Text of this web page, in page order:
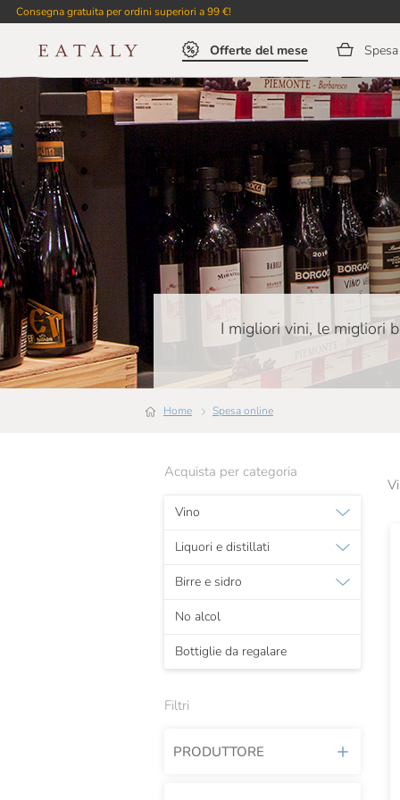
Consegna gratuita per ordini superiori a 99 €!
Offerte del mese
I migliori vini, le migliori
Home Spesa online
Acquista per categoria
Vino
Liquori e distillati
Birre e sidro
No alcol
Bottiglie da regalare
Filtri
PRODUTTORE